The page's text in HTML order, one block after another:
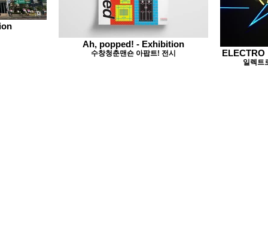
Ah, popped! - Exhibition
수창청춘맨숀 아팝트! 전시
일렉트